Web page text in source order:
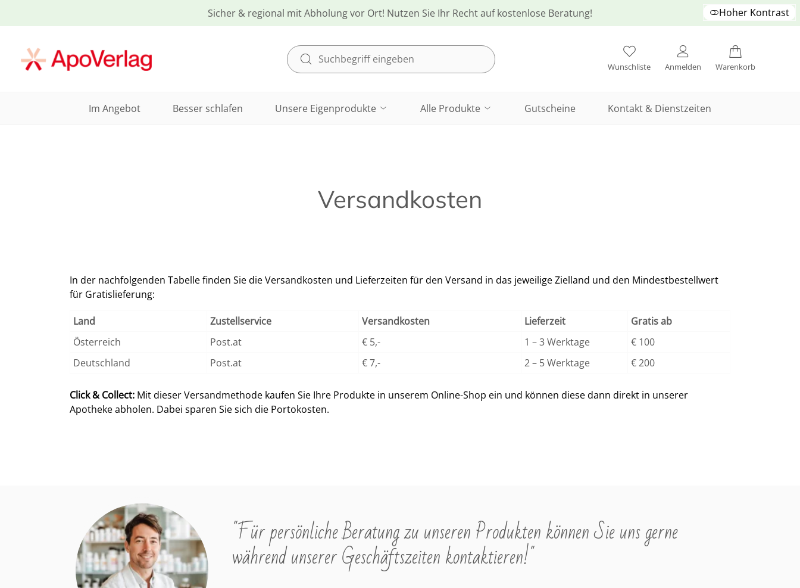
Sicher & regional mit Abholung vor Ort! Nutzen Sie Ihr Recht auf kostenlose Beratung! Hoher Kontrast
Wunschliste Anmelden Warenkorb
Im Angebot Besser schlafen Unsere Eigenprodukte Alle Produkte Gutscheine Kontakt & Dienstzeiten
Versandkosten
In der nachfolgenden Tabelle finden Sie die Versandkosten und Lieferzeiten für den Versand in das jeweilige Zielland und den Mindestbestellwert
für Gratislieferung:
Land Zustellservice Versandkosten Lieferzeit
Gratis ab
Österreich
Post.at € 5,- 1 – 3 Werktage
€ 100
Deutschland
Post.at € 7,- 2 – 5 Werktage € 200
Click & Collect: Mit dieser Versandmethode kaufen Sie Ihre Produkte in unserem Online-Shop ein und können diese dann direkt in unserer
Apotheke abholen. Dabei sparen Sie sich die Portokosten.
"Für persönliche Beratung zu unseren Produkten können Sie uns gerne
während unserer Geschäftszeiten kontaktieren!"